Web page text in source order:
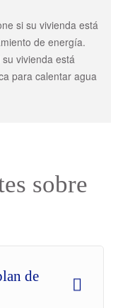
si su vivienda está
de energía.
vivienda está
para calentar agua
sobre
de